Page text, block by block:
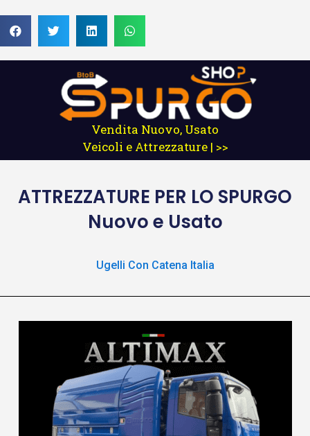
Vendita Nuovo, Usato
Veicoli e Attrezzature | >>
ATTREZZATURE PER LO SPURGO
Nuovo e Usato
Ugelli Con Catena Italia